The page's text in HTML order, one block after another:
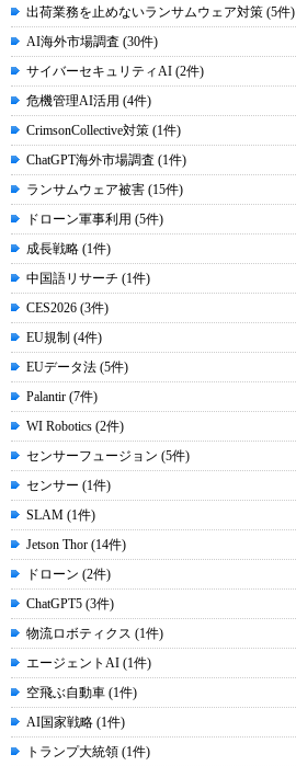
出荷業務を止めないランサムウェア対策 (5件)
AI海外市場調査 (30件)
サイバーセキュリティAI (2件)
危機管理AI活用 (4件)
CrimsonCollective対策 (1件)
ChatGPT海外市場調査 (1件)
ランサムウェア被害 (15件)
ドローン軍事利用 (5件)
成長戦略 (1件)
中国語リサーチ (1件)
CES2026 (3件)
EU規制 (4件)
EUデータ法 (5件)
Palantir (7件)
WI Robotics (2件)
センサーフュージョン (5件)
センサー (1件)
SLAM (1件)
Jetson Thor (14件)
ドローン (2件)
ChatGPT5 (3件)
物流ロボティクス (1件)
エージェントAI (1件)
空飛ぶ自動車 (1件)
AI国家戦略 (1件)
トランプ大統領 (1件)